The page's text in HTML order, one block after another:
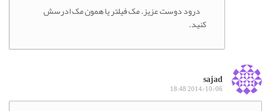
درود دوست عزیز. مک فیلتر یا همون مک ادرسش
sajad
2014/10/06 18:48